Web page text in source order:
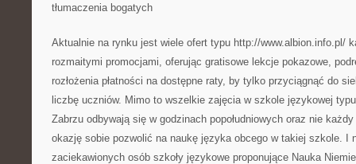
tłumaczenia bogatych
Aktualnie na rynku jest wiele ofert typu http://www.albion.info.pl/
rozmaitymi promocjami, oferując gratisowe lekcje pokazowe,
rozłożenia płatności na dostępne raty, by tylko przyciągnąć do
liczbę uczniów. Mimo to wszelkie zajęcia w szkole językowej
Zabrzu odbywają się w godzinach popołudniowych oraz nie
okazję sobie pozwolić na naukę języka obcego w takiej szkole. I
zaciekawionych osób szkoły językowe proponujące Nauka